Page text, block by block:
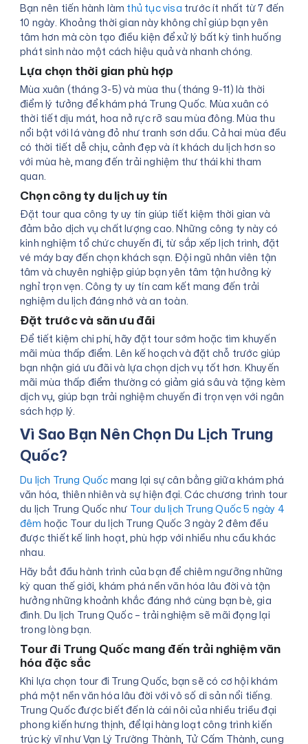
Bạn nên tiến hành làm thủ tục visa trước ít nhất từ 7 đến
10 ngày. Khoảng thời gian này không chỉ giúp bạn yên
tâm hơn mà còn tạo điều kiện để xử lý bất kỳ tình huống
phát sinh nào một cách hiệu quả và nhanh chóng.
Lựa chọn thời gian phù hợp
Mùa xuân (tháng 3-5) và mùa thu (tháng 9-11) là thời
điểm lý tưởng để khám phá Trung Quốc. Mùa xuân có
thời tiết dịu mát, hoa nở rực rỡ sau mùa đông. Mùa thu
nổi bật với lá vàng đỏ như tranh sơn dầu. Cả hai mùa đều
có thời tiết dễ chịu, cảnh đẹp và ít khách du lịch hơn so
với mùa hè, mang đến trải nghiệm thư thái khi tham
quan.
Chọn công ty du lịch uy tín
Đặt tour qua công ty uy tín giúp tiết kiệm thời gian và
đảm bảo dịch vụ chất lượng cao. Những công ty này có
kinh nghiệm tổ chức chuyến đi, từ sắp xếp lịch trình, đặt
vé máy bay đến chọn khách sạn. Đội ngũ nhân viên tận
tâm và chuyên nghiệp giúp bạn yên tâm tận hưởng kỳ
nghỉ trọn vẹn. Công ty uy tín cam kết mang đến trải
nghiệm du lịch đáng nhớ và an toàn.
Đặt trước và săn ưu đãi
Để tiết kiệm chi phí, hãy đặt tour sớm hoặc tìm khuyến
mãi mùa thấp điểm. Lên kế hoạch và đặt chỗ trước giúp
bạn nhận giá ưu đãi và lựa chọn dịch vụ tốt hơn. Khuyến
mãi mùa thấp điểm thường có giảm giá sâu và tặng kèm
dịch vụ, giúp bạn trải nghiệm chuyến đi trọn vẹn với ngân
sách hợp lý.
Vì Sao Bạn Nên Chọn Du Lịch Trung
Quốc?
Du lịch Trung Quốcmang lại sự cân bằng giữa khám phá
văn hóa, thiên nhiên và sự hiện đại. Các chương trình tour
du lịch Trung Quốc như Tour du lịch Trung Quốc 5 ngày 4
đêm hoặc Tour du lịch Trung Quốc 3 ngày 2 đêm đều
được thiết kế linh hoạt, phù hợp với nhiều nhu cầu khác
nhau.
Hãy bắt đầu hành trình của bạn để chiêm ngưỡng những
kỳ quan thế giới, khám phá nền văn hóa lâu đời và tận
hưởng những khoảnh khắc đáng nhớ cùng bạn bè, gia
đình. Du lịch Trung Quốc – trải nghiệm sẽ mãi đọng lại
trong lòng bạn.
Tour đi Trung Quốc mang đến trải nghiệm văn
hóa đặc sắc
Khi lựa chọn tour đi Trung Quốc, bạn sẽ có cơ hội khám
phá một nền văn hóa lâu đời với vô số di sản nổi tiếng.
Trung Quốc được biết đến là cái nôi của nhiều triều đại
phong kiến hưng thịnh, để lại hàng loạt công trình kiến
trúc kỳ vĩ như Vạn Lý Trường Thành, Tử Cấm Thành, cung